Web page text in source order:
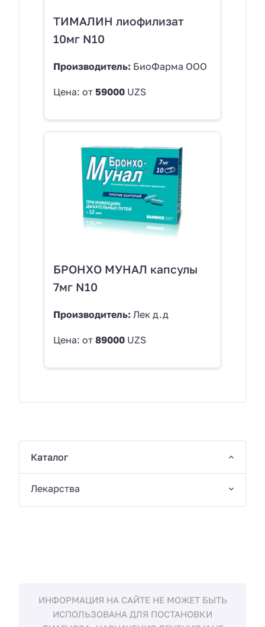
ТИМАЛИН лиофилизат
10мг N10
Производитель: БиоФарма OOO
Цена: от 59000 UZS
БРОНХО МУНАЛ капсулы
7мг N10
Производитель: Лек д.д
Цена: от 89000 UZS
Каталог
Лекарства
ИНФОРМАЦИЯ НА САЙТЕ НЕ МОЖЕТ БЫТЬ
ИСПОЛЬЗОВАНА ДЛЯ ПОСТАНОВКИ